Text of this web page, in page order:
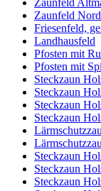
Zaunfeld
Zaunfeld
Friesenfeld,
Landhausfeld
Pfosten mit
Pfosten mit
Steckzaun
Steckzaun
Steckzaun
Steckzaun
Steckzaun
Steckzaun
Steckzaun